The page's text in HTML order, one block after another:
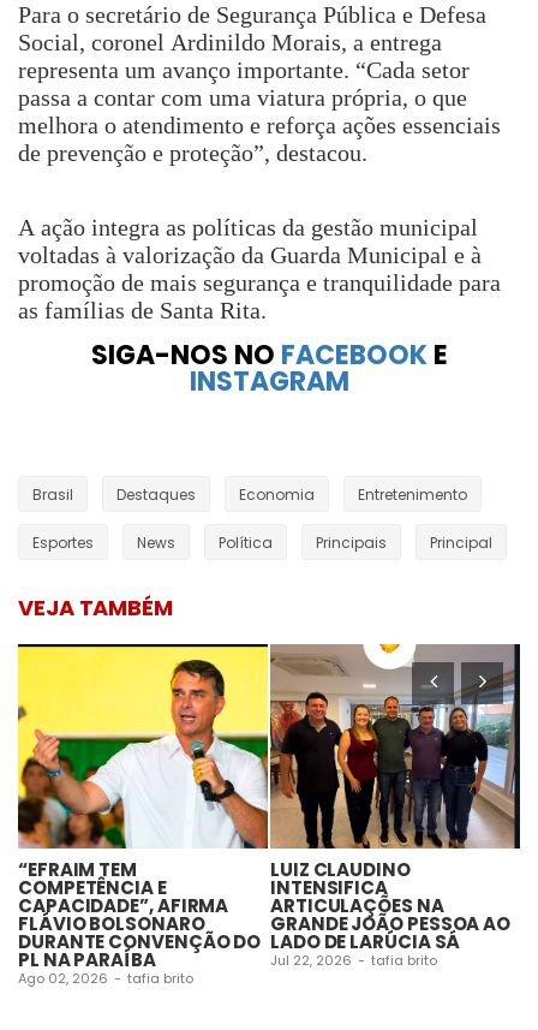
Para o secretário de Segurança Pública e Defesa
Social, coronel Ardinildo Morais, a entrega
representa um avanço importante. “Cada setor
passa a contar com uma viatura própria, o que
melhora o atendimento e reforça ações essenciais
de prevenção e proteção”, destacou.
A ação integra as políticas da gestão municipal
voltadas à valorização da Guarda Municipal e à
promoção de mais segurança e tranquilidade para
as famílias de Santa Rita.
SIGA-NOS NO FACEBOOKE
INSTAGRAM
Brasil Destaques Economia Entretenimento
Esportes News Política Principais Principal
VEJA TAMBÉM
“EFRAIM TEM
COMPETÊNCIA E
CAPACIDADE”, AFIRMA
FLÁVIO BOLSONARO
DURANTE CONVENÇÃO DO
PL NA PARAÍBA
Ago 02, 2026 - tafia brito
LUIZ CLAUDINO
INTENSIFICA
ARTICULAÇÕES NA
GRANDE JOÃO PESSOA AO
LADO DE LARÚCIA SÁ
Jul 22, 2026 - tafia brito